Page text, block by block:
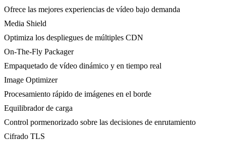
Ofrece las mejores experiencias de vídeo bajo demanda
Media Shield
Optimiza los despliegues de múltiples CDN
On-The-Fly Packager
Empaquetado de vídeo dinámico y en tiempo real
Image Optimizer
Procesamiento rápido de imágenes en el borde
Equilibrador de carga
Control pormenorizado sobre las decisiones de enrutamiento
Cifrado TLS